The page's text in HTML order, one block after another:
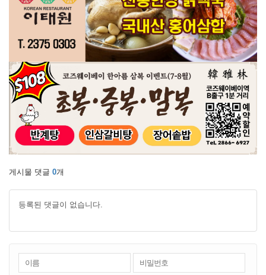
게시물 댓글 0개
등록된 댓글이 없습니다.